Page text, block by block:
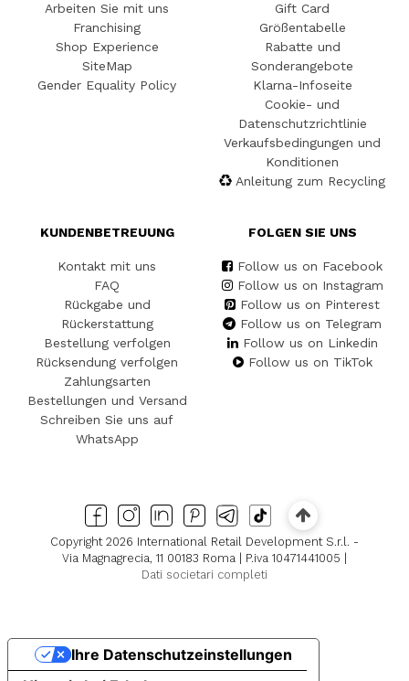
Arbeiten Sie mit uns
Franchising
Shop Experience
SiteMap
Gender Equality Policy
Gift Card
Größentabelle
Rabatte und
Sonderangebote
Klarna-Infoseite
Cookie- und
Datenschutzrichtlinie
Verkaufsbedingungen und
Konditionen
Anleitung zum Recycling
KUNDENBETREUUNG
Kontakt mit uns
FAQ
Rückgabe und
Rückerstattung
Bestellung verfolgen
Rücksendung verfolgen
Zahlungsarten
Bestellungen und Versand
Schreiben Sie uns auf
WhatsApp
FOLGEN SIE UNS
Follow us on Facebook
Follow us on Instagram
Follow us on Pinterest
Follow us on Telegram
Follow us on Linkedin
Follow us on TikTok
Copyright 2026 International Retail Development S.r.l. -
Via Magnagrecia, 11 00183 Roma | P.iva 10471441005 |
Dati societari completi
Ihre Datenschutzeinstellungen